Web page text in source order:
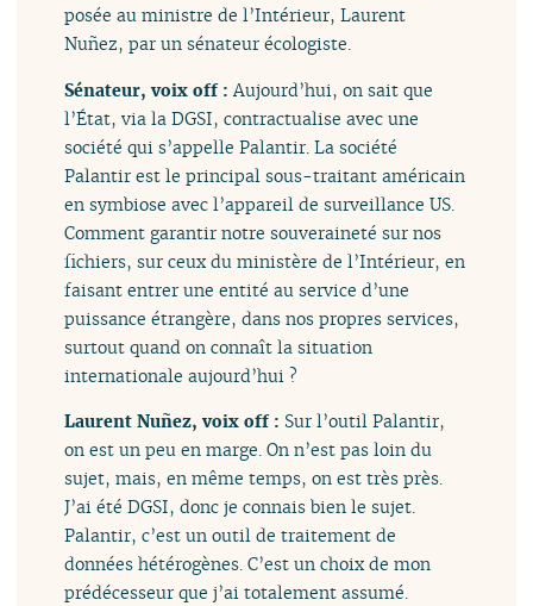
posée au ministre de l’Intérieur, Laurent
Nuñez, par un sénateur écologiste.
Sénateur, voix off :Aujourd’hui, on sait que
l’État, via la DGSI, contractualise avec une
société qui s’appelle Palantir. La société
Palantir est le principal sous-traitant américain
en symbiose avec l’appareil de surveillance US.
Comment garantir notre souveraineté sur nos
fichiers, sur ceux du ministère de l’Intérieur, en
faisant entrer une entité au service d’une
puissance étrangère, dans nos propres services,
surtout quand on connaît la situation
internationale aujourd’hui ?
Laurent Nuñez, voix off : Sur l’outil Palantir,
on est un peu en marge. On n’est pas loin du
sujet, mais, en même temps, on est très près.
J’ai été DGSI, donc je connais bien le sujet.
Palantir, c’est un outil de traitement de
données hétérogènes. C’est un choix de mon
prédécesseur que j’ai totalement assumé.